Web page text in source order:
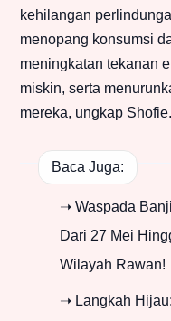
kehilangan
menopang konsumsi
meningkatan tekanan
miskin, serta
mereka, ungkap Shofie.
Baca Juga:
➝ Waspada
Dari 27 Mei
Wilayah Rawan!
➝ Langkah